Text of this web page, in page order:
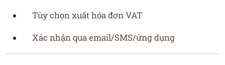
Tùy chọn xuất hóa đơn VAT
Xác nhận qua email/SMS/ứng dụng